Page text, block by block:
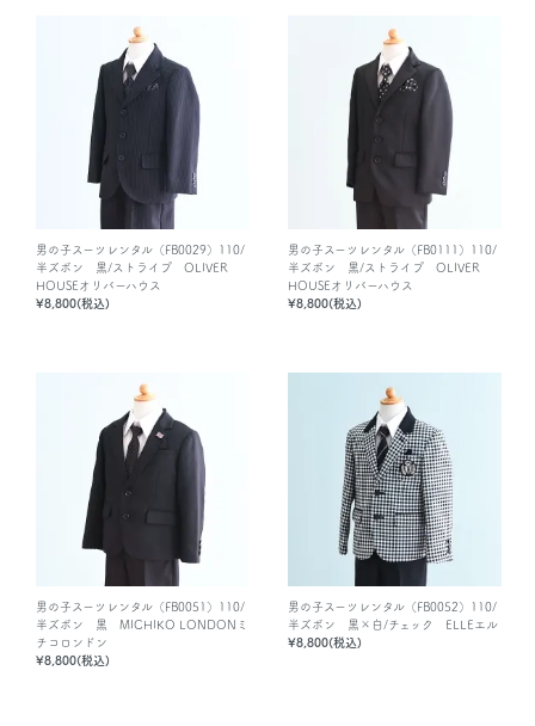
男の子スーツレンタル（FB0029）110/
半ズボン 黒/ストライプ OLIVER
HOUSEオリバーハウス
¥8,800(税込)
男の子スーツレンタル（FB0111）110/
半ズボン 黒/ストライプ OLIVER
HOUSEオリバーハウス
¥8,800(税込)
男の子スーツレンタル（FB0051）110/
半ズボン 黒 MICHIKO LONDONミ
チコロンドン
¥8,800(税込)
男の子スーツレンタル（FB0052）110/
半ズボン 黒×白/チェック ELLEエル
¥8,800(税込)